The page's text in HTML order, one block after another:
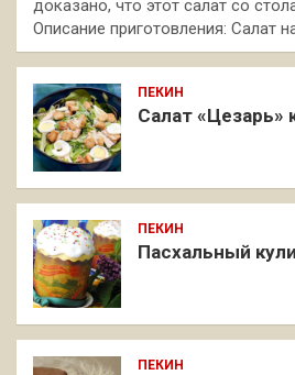
доказано, что этот салат со
Описание приготовления: Салат
ПЕКИН
Салат «Цезарь»
ПЕКИН
Пасхальный
ПЕКИН